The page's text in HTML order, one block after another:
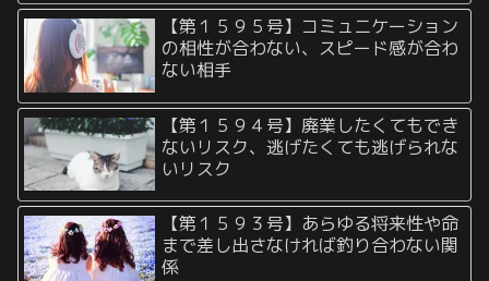
【第１５９５号】コミュニケーション
の相性が合わない、スピード感が合わ
ない相手
【第１５９４号】廃業したくてもでき
ないリスク、逃げたくても逃げられな
いリスク
【第１５９３号】あらゆる将来性や命
まで差し出さなければ釣り合わない関
係